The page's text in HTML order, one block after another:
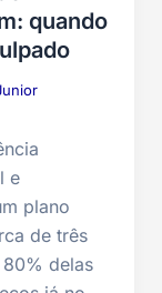
quando
e
plano
de três
delas